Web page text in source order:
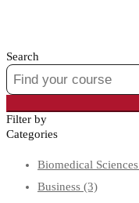
Search
Search
for:
Filter by
Categories
Biomedical Sciences
Business (3)